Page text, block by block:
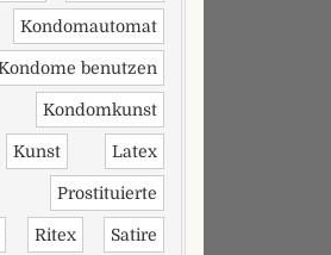
Kondomautomat
benutzen
Kondomkunst
Kunst Latex
Prostituierte
Ritex Satire